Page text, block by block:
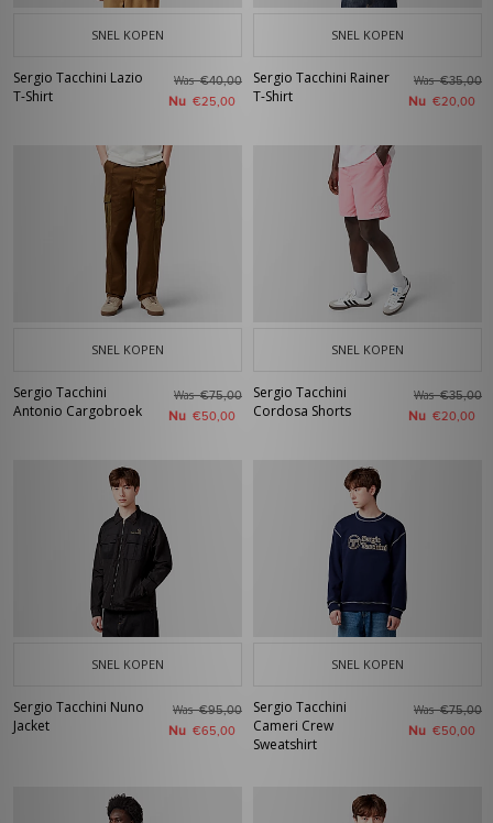
SNEL KOPEN
Sergio Tacchini Lazio
T-Shirt
Was€40,00
Nu €25,00
SNEL KOPEN
Sergio Tacchini Rainer
T-Shirt
Was€35,00
Nu €20,00
SNEL KOPEN
Sergio Tacchini
Antonio Cargobroek
Was€75,00
Nu €50,00
SNEL KOPEN
Sergio Tacchini
Cordosa Shorts
Was€35,00
Nu €20,00
SNEL KOPEN
Sergio Tacchini Nuno
Jacket
Was€95,00
Nu €65,00
SNEL KOPEN
Sergio Tacchini
Cameri Crew
Sweatshirt
Was€75,00
Nu €50,00